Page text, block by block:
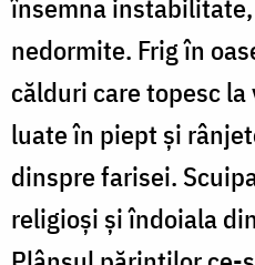
însemna
nedormite. Frig în
călduri care topesc
luate în piept și
dinspre farisei.
religioși și îndoiala